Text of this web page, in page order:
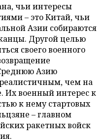
чьи интересы
– это Китай, чьи
Азии собираются
Другой целью
своего военного
Азию
чем на
Их военный интерес к
к нему стартовых
– главном
ракетных войск